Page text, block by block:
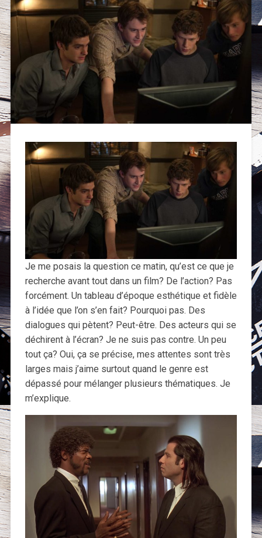
Je me posais la question ce matin, qu’est ce que je
recherche avant tout dans un film? De l’action? Pas
forcément. Un tableau d’époque esthétique et fidèle
à l’idée que l’on s’en fait? Pourquoi pas. Des
dialogues qui pètent? Peut-être. Des acteurs qui se
déchirent à l’écran? Je ne suis pas contre. Un peu
tout ça? Oui, ça se précise, mes attentes sont très
larges mais j’aime surtout quand le genre est
dépassé pour mélanger plusieurs thématiques. Je
m’explique.